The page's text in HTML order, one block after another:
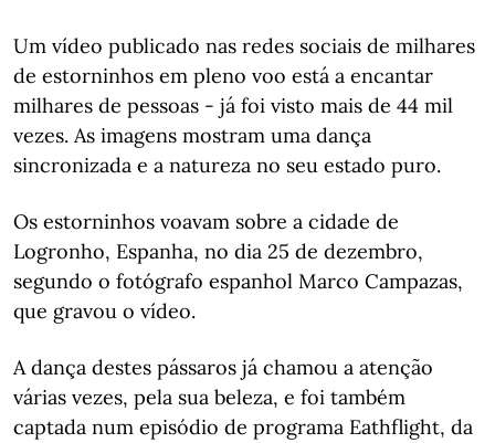
Um vídeo publicado nas redes sociais de milhares
de estorninhos em pleno voo está a encantar
milhares de pessoas - já foi visto mais de 44 mil
vezes. As imagens mostram uma dança
sincronizada e a natureza no seu estado puro.
Os estorninhos voavam sobre a cidade de
Logronho, Espanha, no dia 25 de dezembro,
segundo o fotógrafo espanhol Marco Campazas,
que gravou o vídeo.
A dança destes pássaros já chamou a atenção
várias vezes, pela sua beleza, e foi também
captada num episódio de programa Eathflight, da